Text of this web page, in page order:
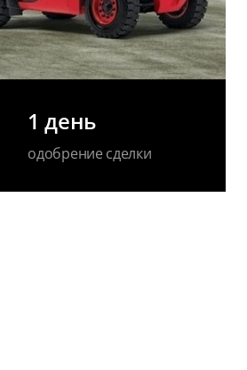
1 день
одобрение сделки